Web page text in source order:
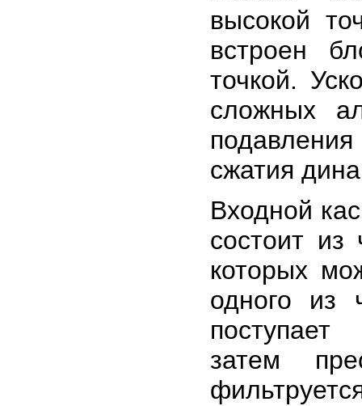
высокой
встроен
точкой.
сложных
сжатия
Входной
состоит
которых
одного из
затем